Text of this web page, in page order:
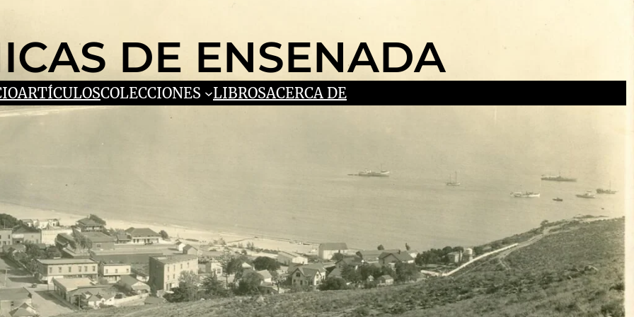
DE ENSENADA
ARTÍCULOSCOLECCIONES LIBROSACERCA DE